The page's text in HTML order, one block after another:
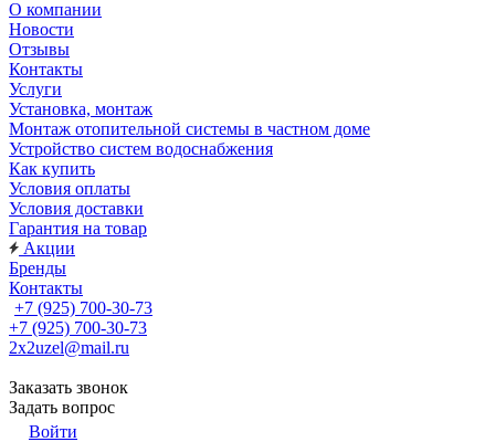
О компании
Новости
Отзывы
Контакты
Услуги
Установка, монтаж
Монтаж отопительной системы в частном доме
Устройство систем водоснабжения
Как купить
Условия оплаты
Условия доставки
Гарантия на товар
Акции
Бренды
Контакты
+7 (925) 700-30-73
+7 (925) 700-30-73
2x2uzel@mail.ru
Заказать звонок
Задать вопрос
Войти